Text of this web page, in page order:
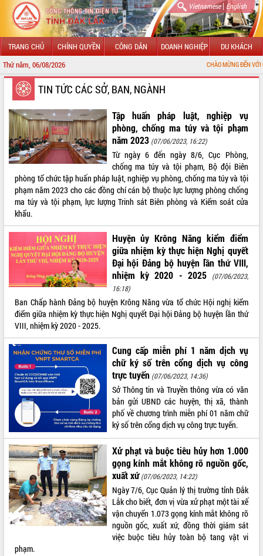
Vietnamese| English
TRANG CHỦ CHÍNH QUYỀN CÔNG DÂN DOANH NGHIỆP DU KHÁCH
Thứ năm, 06/08/2026 CHÀO MỪNG ĐẾN VỚI CỔNG
GIỚI THIỆU
LÃNH ĐẠO UBND TỈNH
TIN TỨC SỰ KIỆN
SỞ, BAN, NGÀNH
UBND CÁC XÃ, PHƯỜNG
THÔNG TIN CHỈ ĐẠO ĐIỀU HÀNH
HỆ THỐNG VĂN BẢN
VĂN BẢN HĐND TỈNH
ĐIỂM TIN VĂN BẢN
QUY HOẠCH - KẾ HOẠCH
TIN TỨC CÁC SỞ, BAN, NGÀNH
Tập huấn pháp luật, nghiệp vụ
phòng, chống ma túy và tội phạm
năm 2023 (07/06/2023, 16:22)
Từ ngày 6 đến ngày 8/6, Cục Phòng,
chống ma túy và tội phạm, Bộ đội Biên
phòng tổ chức tập huấn pháp luật, nghiệp vụ phòng, chống ma túy và tội
phạm năm 2023 cho các đồng chí cán bộ thuộc lực lượng phòng chống
ma túy và tội phạm, lực lượng Trinh sát Biên phòng và Kiểm soát cửa
khẩu.
Huyện ủy Krông Năng kiểm điểm
giữa nhiệm kỳ thực hiện Nghị quyết
Đại hội Đảng bộ huyện lần thứ VIII,
nhiệm kỳ 2020 - 2025
(07/06/2023,
16:18)
Ban Chấp hành Đảng bộ huyện Krông Năng vừa tổ chức Hội nghị kiểm
điểm giữa nhiệm kỳ thực hiện Nghị quyết Đại hội Đảng bộ huyện lần thứ
VIII, nhiệm kỳ 2020 - 2025.
Cung cấp miễn phí 1 năm dịch vụ
chữ ký số trên cổng dịch vụ công
trực tuyến (07/06/2023, 14:36)
Sở Thông tin và Truyền thông vừa có văn
bản gửi UBND các huyện, thị xã, thành
phố về chương trình miễn phí 01 năm chữ
ký số trên cổng dịch vụ công trực tuyến.
Xử phạt và buộc tiêu hủy hơn 1.000
gọng kính mắt không rõ nguồn gốc,
xuất xứ (07/06/2023, 14:22)
Ngày 7/6, Cục Quản lý thị trường tỉnh Đắk
Lắk cho biết, đơn vị vừa xử phạt một tài xế
vận chuyển 1.073 gọng kính mắt không rõ
nguồn gốc, xuất xứ, đồng thời giám sát
việc buộc tiêu hủy toàn bộ tang vật vi
phạm.